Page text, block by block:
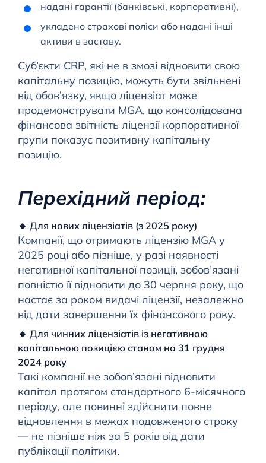
надані гарантії (банківські, корпоративні),
укладено страхові поліси або надані інші
активи в заставу.
Суб’єкти CRP, які не в змозі відновити свою
капітальну позицію, можуть бути звільнені
від обов’язку, якщо ліцензіат може
продемонструвати MGA, що консолідована
фінансова звітність ліцензії корпоративної
групи показує позитивну капітальну
позицію.
Перехідний період:
🔹 Для нових ліцензіатів (з 2025 року)
Компанії, що отримають ліцензію MGA у
2025 році або пізніше, у разі наявності
негативної капітальної позиції, зобов’язані
повністю її відновити до 30 червня року, що
настає за роком видачі ліцензії, незалежно
від дати завершення їх фінансового року.
🔹 Для чинних ліцензіатів із негативною
капітальною позицією станом на 31 грудня
2024 року
Такі компанії не зобов’язані відновити
капітал протягом стандартного 6-місячного
періоду, але повинні здійснити повне
відновлення в межах подовженого строку
— не пізніше ніж за 5 років від дати
публікації політики.